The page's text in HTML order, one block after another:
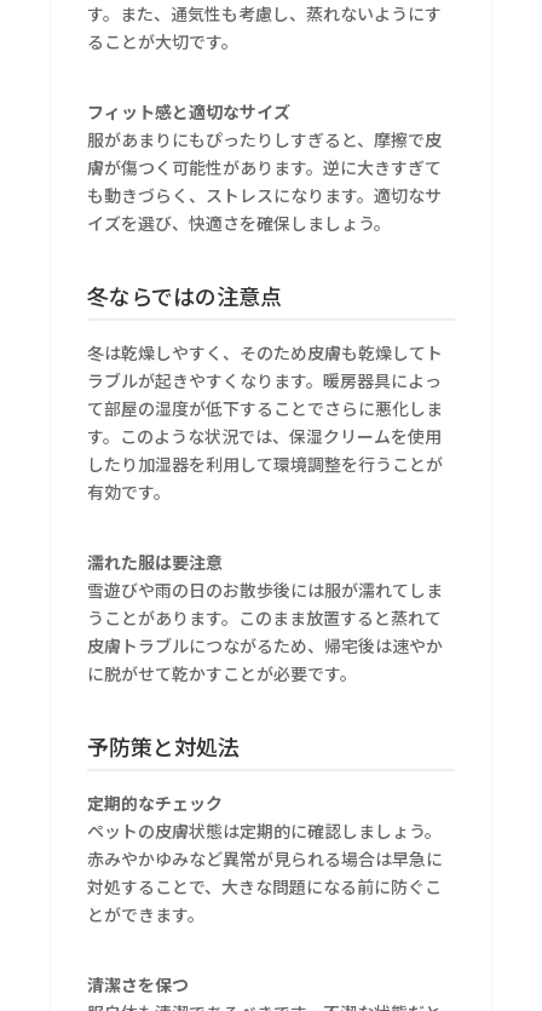
す。また、通気性も考慮し、蒸れないようにす
ることが大切です。
フィット感と適切なサイズ
服があまりにもぴったりしすぎると、摩擦で皮
膚が傷つく可能性があります。逆に大きすぎて
も動きづらく、ストレスになります。適切なサ
イズを選び、快適さを確保しましょう。
冬ならではの注意点
冬は乾燥しやすく、そのため皮膚も乾燥してト
ラブルが起きやすくなります。暖房器具によっ
て部屋の湿度が低下することでさらに悪化しま
す。このような状況では、保湿クリームを使用
したり加湿器を利用して環境調整を行うことが
有効です。
濡れた服は要注意
雪遊びや雨の日のお散歩後には服が濡れてしま
うことがあります。このまま放置すると蒸れて
皮膚トラブルにつながるため、帰宅後は速やか
に脱がせて乾かすことが必要です。
予防策と対処法
定期的なチェック
ペットの皮膚状態は定期的に確認しましょう。
赤みやかゆみなど異常が見られる場合は早急に
対処することで、大きな問題になる前に防ぐこ
とができます。
清潔さを保つ